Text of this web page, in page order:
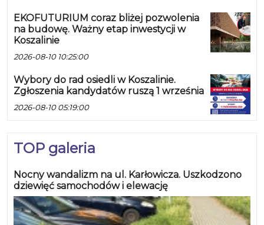
EKOFUTURIUM coraz bliżej pozwolenia
na budowę. Ważny etap inwestycji w
Koszalinie
2026-08-10 10:25:00
Wybory do rad osiedli w Koszalinie.
Zgłoszenia kandydatów ruszą 1 września
2026-08-10 05:19:00
TOP galeria
Nocny wandalizm na ul. Karłowicza. Uszkodzono
dziewięć samochodów i elewację